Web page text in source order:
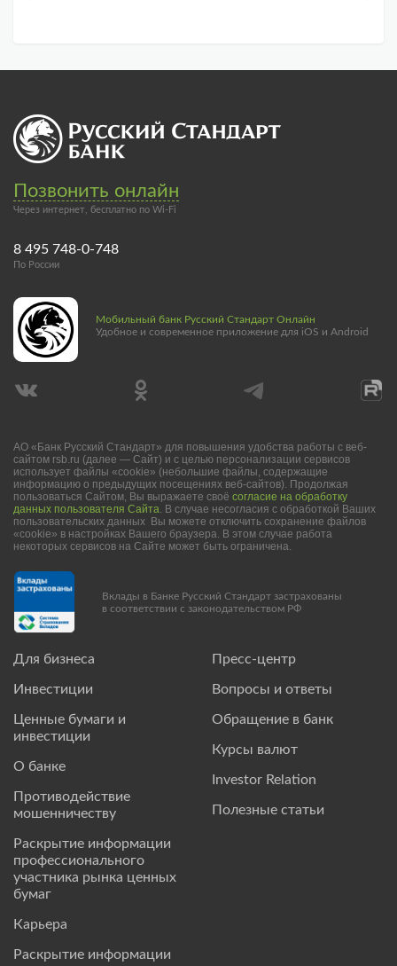
Позвонить онлайн
Через интернет, бесплатно по Wi-Fi
8 495 748-0-748
По России
Для бизнеса
Инвестиции
Ценные бумаги и
инвестиции
О банке
Противодействие
мошенничеству
Раскрытие информации
профессионального
участника рынка ценных
бумаг
Карьера
Раскрытие информации
Пресс-центр
Вопросы и ответы
Обращение в банк
Курсы валют
Investor Relation
Полезные статьи
Мобильный банк Русский Стандарт Онлайн
Удобное и современное приложение для iOS и Android
АО «Банк Русский Стандарт» для повышения удобства работы с веб-
сайтом rsb.ru (далее — Сайт) и с целью персонализации сервисов
использует файлы «cookie» (небольшие файлы, содержащие
информацию о предыдущих посещениях веб-сайтов). Продолжая
пользоваться Сайтом, Вы выражаете своё согласие на обработку
данных пользователя Сайта. В случае несогласия с обработкой Ваших
пользовательских данных Вы можете отключить сохранение файлов
«cookie» в настройках Вашего браузера. В этом случае работа
некоторых сервисов на Сайте может быть ограничена.
Вклады в Банке Русский Стандарт застрахованы
в соответствии с законодательством РФ